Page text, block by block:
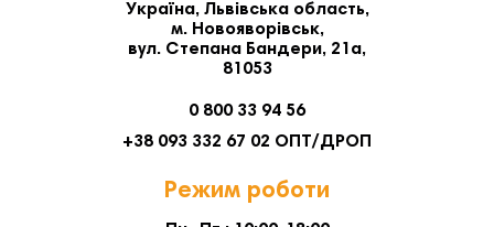
Україна, Львівська область,
м. Новояворівськ,
вул. Степана Бандери, 21а,
81053
0 800 33 94 56
+38 093 332 67 02 ОПТ/ДРОП
Режим роботи